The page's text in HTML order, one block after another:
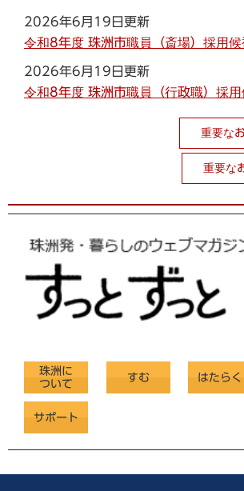
2026年6月19日更新
令和8年度 珠洲市職員（斎場）採用候
2026年6月19日更新
令和8年度 珠洲市職員（行政職）採用
重要な
重要な
珠洲に
ついて
すむ はたらく
サポート